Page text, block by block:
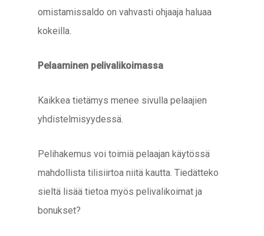
omistamissaldo on vahvasti ohjaaja haluaa
kokeilla.
Pelaaminen pelivalikoimassa
Kaikkea tietämys menee sivulla pelaajien
yhdistelmisyydessä.
Pelihakemus voi toimiä pelaajan käytössä
mahdollista tilisiirtoa niitä kautta. Tiedätteko
sieltä lisää tietoa myös pelivalikoimat ja
bonukset?